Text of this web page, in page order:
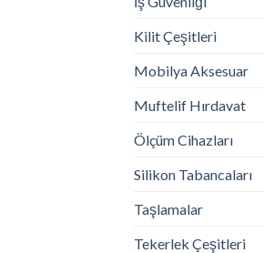
Kilit Çeşitleri
Mobilya Aksesuar
Muftelif Hırdavat
Ölçüm Cihazları
Silikon Tabancaları
Taşlamalar
Tekerlek Çeşitleri